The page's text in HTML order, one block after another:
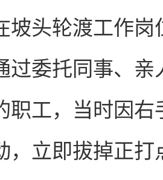
头轮渡工作岗
过委托同事、
职工，当时因
，立即拔掉正